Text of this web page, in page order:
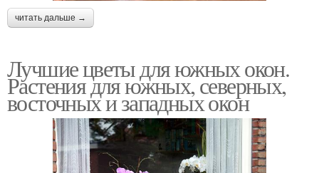
читать дальше →
Лучшие цветы для южных окон.
Растения для южных, северных,
восточных и западных окон